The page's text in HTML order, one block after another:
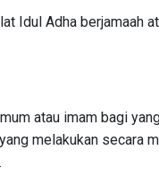
Idul Adha berjamaah
atau imam bagi
melakukan secara